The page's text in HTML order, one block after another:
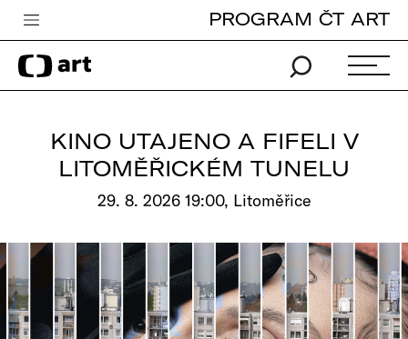
Česká televize
Zpravodajství
iVysílání
Vše o ČT
PROGRAM ČT ART
KINO UTAJENO A FIFELI V
LITOMĚŘICKÉM TUNELU
29. 8. 2026 19:00, Litoměřice